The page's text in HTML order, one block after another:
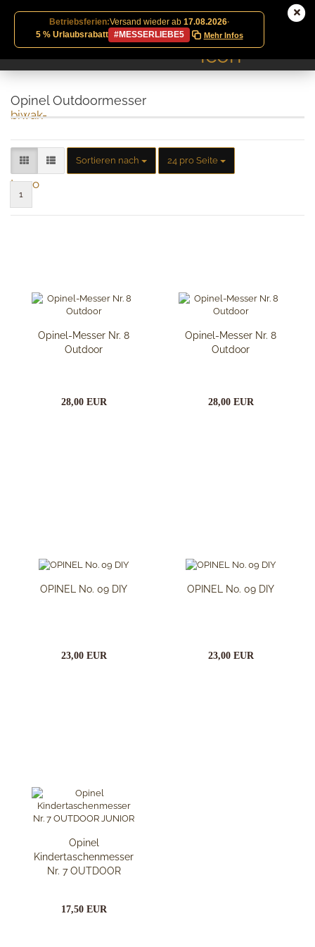
Betriebsferien:Versand wieder ab 17.08.2026·
5 % Urlaubsrabatt
#MESSERLIEBE5 Mehr Infos
Opinel Outdoormesser
Sortieren nach
Sortieren nach 24 pro Seite
pro Seite
1
Opinel-Messer Nr. 8
Outdoor
28,00 EUR
Opinel-Messer Nr. 8
Outdoor
28,00 EUR
OPINEL No. 09 DIY
23,00 EUR
OPINEL No. 09 DIY
23,00 EUR
Opinel
Kindertaschenmesser
Nr. 7 OUTDOOR
17,50 EUR